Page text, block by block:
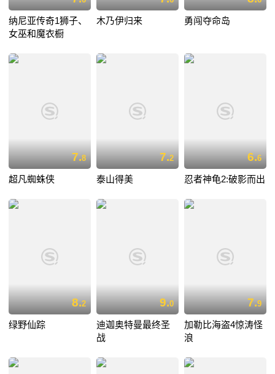
纳尼亚传奇1狮子、
女巫和魔衣橱
木乃伊归来 勇闯夺命岛
7.8
超凡蜘蛛侠
7.2
泰山得美
6.6
忍者神龟2:破影而出
8.2
绿野仙踪
9.0
迪迦奥特曼最终圣
战
7.9
加勒比海盗4惊涛怪
浪